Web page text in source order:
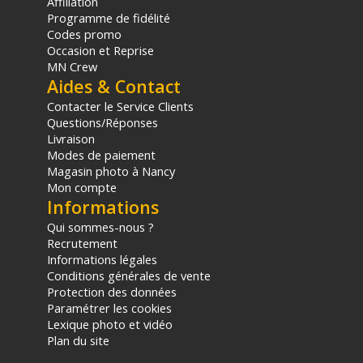
d'achat, sur la base d'une expédition Chronopost 24H vers un point
relais situé en France continentale uniquement, valable uniquement
sur les produits de moins de 1m et moins de 20Kg.
(2) Sous réserve d'éligibilité.
(3) Nombre de points Fidélité estimés, hors remises au panier, basé
sur le prix TTC en €, les points seront effectivement calculés dans le
Programme de fidélité
Codes promo
Occasion et Reprise
MN Crew
Aides & Contact
Contacter le Service Clients
Questions/Réponses
Livraison
Modes de paiement
Magasin photo à Nancy
Mon compte
Informations
Qui sommes-nous ?
Recrutement
Informations légales
Conditions générales de vente
Protection des données
Paramétrer les cookies
Lexique photo et vidéo
Plan du site